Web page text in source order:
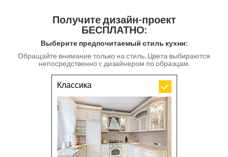
Получите дизайн-проект
БЕСПЛАТНО:
Выберите предпочитаемый стиль кухни:
Обращайте внимание только на стиль. Цвета выбираются
непосредственно с дизайнером по образцам.
Классика